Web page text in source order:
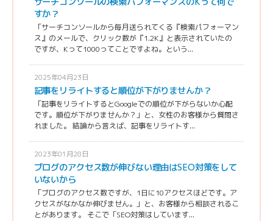
すか？
「サーチコンソールから毎月送られてくる『検索パフォーマン
ス』のメールで、クリック数が『1.2K』と表示されていたの
ですが、Kって1000ってことですよね。という...
2025年04月23日
記事をリライトすると順位が下がりませんか？
「記事をリライトするとGoogleでの順位が下がらないか心配
です。順位が下がりませんか？」と、女性のお客様から質問さ
れました。 結論から言えば、記事をリライトす...
2023年01月28日
ブログのアクセス数が伸びない理由はSEO対策をして
いないから
「ブログのアクセス数ですが、1日に10アクセスほどです。ア
クセスがなかなか伸びません。」と、お客様から相談されるこ
とがあります。 そこで「SEO対策はしています...